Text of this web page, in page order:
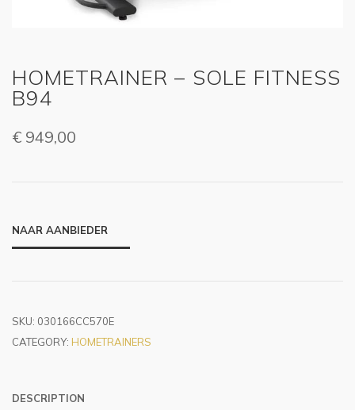
HOMETRAINER – SOLE FITNESS
B94
€ 949,00
NAAR AANBIEDER
SKU: 030166CC570E
CATEGORY: HOMETRAINERS
DESCRIPTION